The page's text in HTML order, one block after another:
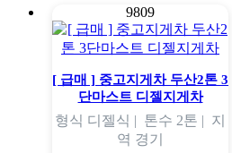
9809
[ 급매 ] 중고지게차 두산2톤 3
단마스트 디젤지게차
형식 디젤식 | 톤수 2톤 | 지
역 경기